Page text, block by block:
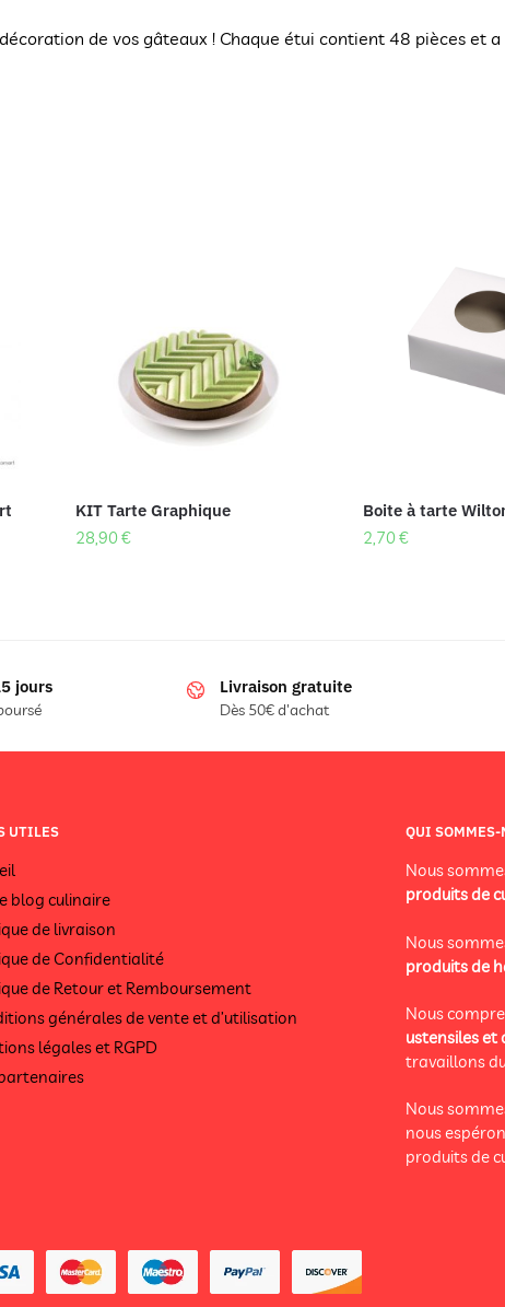
de vos gâteaux ! Chaque étui contient 48 pièces et
KIT Tarte Graphique
28,90€
Boite à tarte
2,70€
jours Livraison gratuite
Dès 50€ d'achat
UTILES
blog culinaire
de livraison
de Confidentialité
de Retour et Remboursement
générales de vente et d’utilisation
légales et RGPD
QUI SOMMES-
Nous
produits de
Nous
produits de
Nous
ustensiles et
travaillons
Nous
nous
produits de